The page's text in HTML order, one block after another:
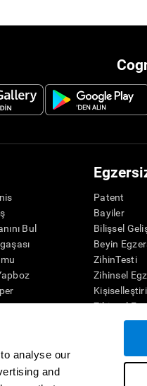
analyse our
and
Bul
Patent
Bayiler
Bilişsel
Beyin
ZihinTesti
Zihinsel
Zihinsel
Eğlenceli
Üstün